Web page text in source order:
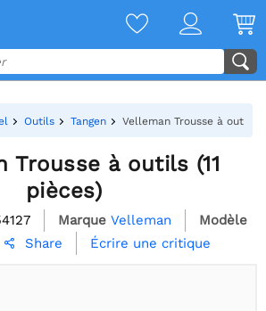
Outils Tangen Velleman Trousse à outils
Trousse à outils (11
pièces)
Marque Velleman
Modèle
 Share Écrire une critique